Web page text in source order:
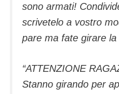
sono armati!
scrivetelo a vostro
pare ma fate girare la
“ATTENZIONE
Stanno girando per